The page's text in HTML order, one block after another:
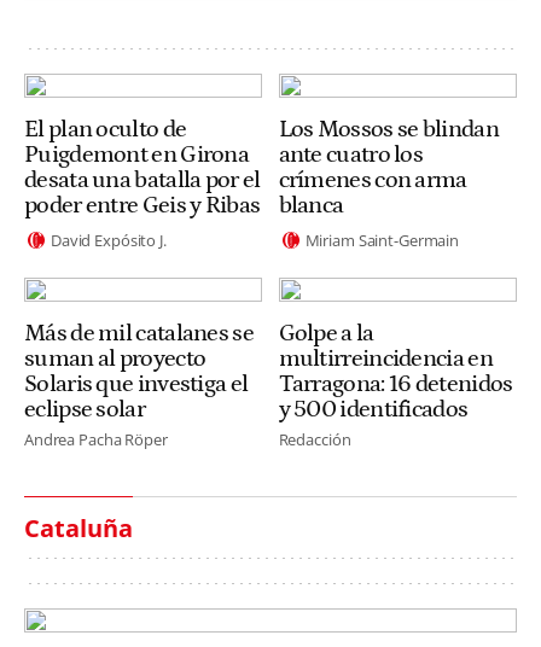
El plan oculto de
Puigdemont en Girona
desata una batalla por el
poder entre Geis y Ribas
David Expósito J.
Los Mossos se blindan
ante cuatro los
crímenes con arma
blanca
Miriam Saint-Germain
Más de mil catalanes se
suman al proyecto
Solaris que investiga el
eclipse solar
Andrea Pacha Röper
Golpe a la
multirreincidencia en
Tarragona: 16 detenidos
y 500 identificados
Redacción
Cataluña